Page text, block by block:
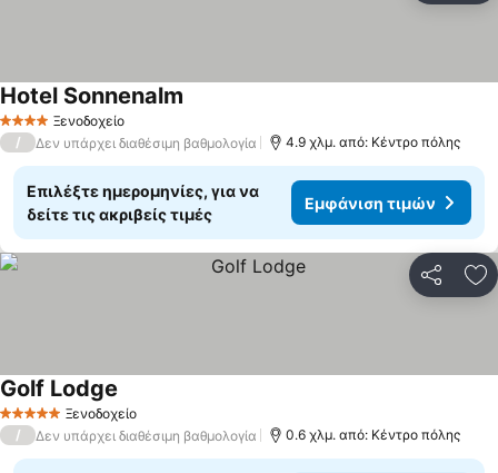
4 ΑστέριαΞενοδοχείο
Hotel Sonnenalm
/ Δεν υπάρχει διαθέσιμη βαθμολογία 4.9 χλμ. από: Κέντρο πόλης
Επιλέξτε ημερομηνίες, για να
δείτε τις ακριβείς τιμές
Εμφάνιση τιμών
5 Αστέρια Ξενοδοχείο
Golf Lodge
/ Δεν υπάρχει διαθέσιμη βαθμολογία 0.6 χλμ. από: Κέντρο πόλης